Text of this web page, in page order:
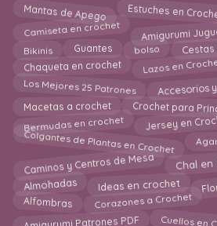
Mantas de Apego Estuches en
Camiseta en crochet Amigurumi
Bikinis Guantes bolso
Chaqueta en crochet Lazos en
Los Mejores 25 Patrones Accesorios
Macetas a crochet Crochet para
Bermudas en crochet Jersey en
Colgantes de Plantas en Crochet
Caminos y Centros de Mesa Chal
Almohadas Ideas en crochet
Alfombras Corazones a Crochet
Amigurumi Patrones PDF Cuellos en